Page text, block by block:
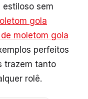
estiloso sem
gola
moletom gola
perfeitos
trazem tanto
rolê.